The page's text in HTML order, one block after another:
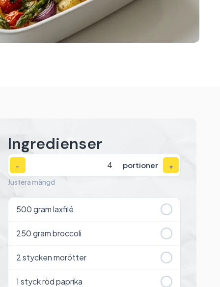
Ingredienser
− portioner
+
Justera mängd
500gram laxfilé
250gram broccoli
2stycken morötter
1 styck röd paprika